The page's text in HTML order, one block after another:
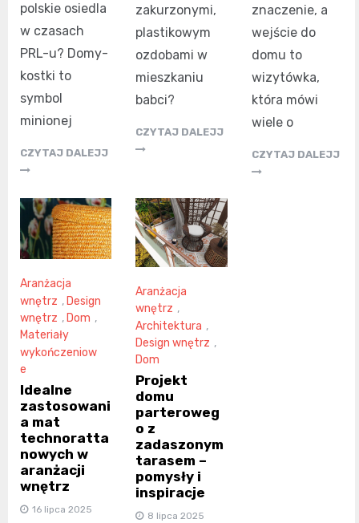
polskie osiedla
w czasach
PRL-u? Domy-
kostki to
symbol
minionej
CZYTAJ DALEJJ
zakurzonymi,
plastikowym
ozdobami w
mieszkaniu
babci?
CZYTAJ DALEJJ
znaczenie, a
wejście do
domu to
wizytówka,
która mówi
wiele o
CZYTAJ DALEJJ
Aranżacja
wnętrz , Design
wnętrz , Dom ,
Materiały
wykończeniow
e
Idealne
zastosowani
a mat
technoratta
nowych w
aranżacji
wnętrz
16 lipca 2025
Aranżacja
wnętrz ,
Architektura ,
Design wnętrz ,
Dom
Projekt
domu
parteroweg
o z
zadaszonym
tarasem –
pomysły i
inspiracje
8 lipca 2025